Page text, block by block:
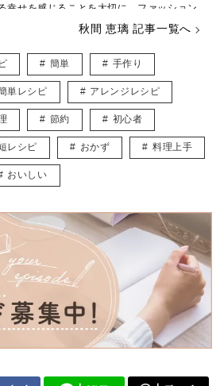
幸せを感じることを大切に、ファッション
日々過ごしております♡
https://instagram.com/eriusa0325/
ムのDM、メールアドレスへお願いいたしま
してのご質問にはお答えしかねます。
秋間 恵璃 記事一覧へ
簡単 手作り
単レシピ アレンジレシピ
節約 初心者
レシピ おかず 料理上手
おいしい